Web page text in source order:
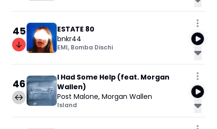
45
ESTATE 80
bnkr44
EMI, Bomba Dischi
46
I Had Some Help (feat. Morgan
Wallen)
Post Malone, Morgan Wallen
Island